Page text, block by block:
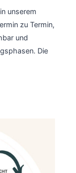
unserem
zu Termin,
und
Die